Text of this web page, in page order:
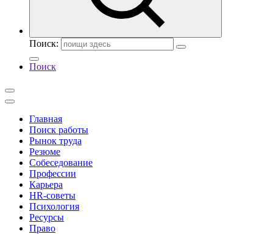
Поиск:
Поиск
Главная
Поиск работы
Рынок труда
Резюме
Собеседование
Профессии
Карьера
HR-советы
Психология
Ресурсы
Право